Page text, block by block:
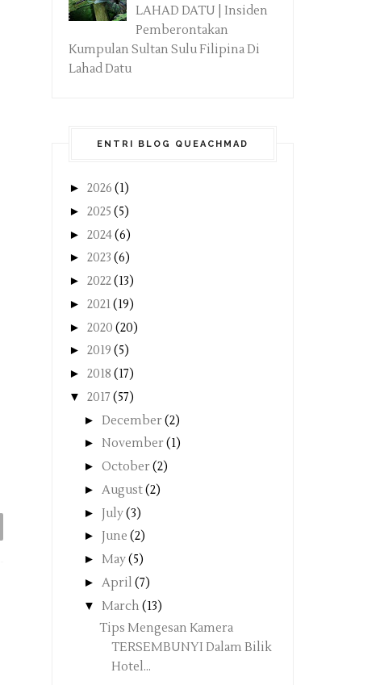
LAHAD DATU | Insiden
Pemberontakan
Kumpulan Sultan Sulu Filipina Di
Lahad Datu
ENTRI BLOG QUEACHMAD
► 2026 (1)
► 2025 (5)
► 2024(6)
► 2023 (6)
► 2022(13)
► 2021(19)
► 2020 (20)
► 2019 (5)
► 2018 (17)
▼ 2017 (57)
► December(2)
► November(1)
► October(2)
► August(2)
► July(3)
► June (2)
► May(5)
► April (7)
▼ March (13)
Tips Mengesan Kamera
TERSEMBUNYI Dalam Bilik
Hotel...